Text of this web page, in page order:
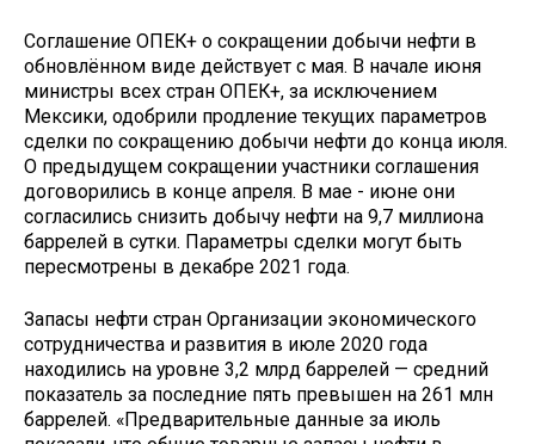
Соглашение ОПЕК+ о сокращении добычи нефти в
обновлённом виде действует с мая. В начале июня
министры всех стран ОПЕК+, за исключением
Мексики, одобрили продление текущих параметров
сделки по сокращению добычи нефти до конца июля.
О предыдущем сокращении участники соглашения
договорились в конце апреля. В мае - июне они
согласились снизить добычу нефти на 9,7 миллиона
баррелей в сутки. Параметры сделки могут быть
пересмотрены в декабре 2021 года.
Запасы нефти стран Организации экономического
сотрудничества и развития в июле 2020 года
находились на уровне 3,2 млрд баррелей — средний
показатель за последние пять превышен на 261 млн
баррелей. «Предварительные данные за июль